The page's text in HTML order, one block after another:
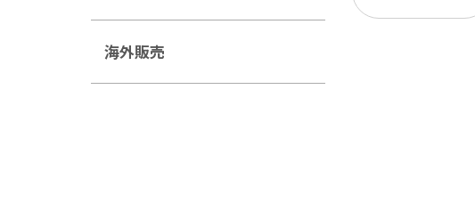
海外販売